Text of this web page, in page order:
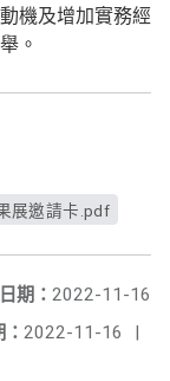
機及增加實務經
。
展邀請卡.pdf
期： 2022-11-16
2022-11-16 |